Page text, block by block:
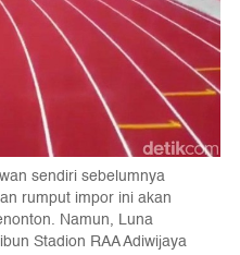
sendiri sebelumnya
rumput impor ini akan
Namun, Luna
Stadion RAA Adiwijaya